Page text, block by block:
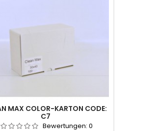
MAX COLOR-KARTON CODE:
C7
Bewertungen: 0